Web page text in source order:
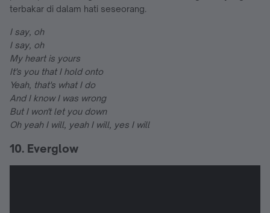
terbakar di dalam hati seseorang.
I say, oh
I say, oh
My heart is yours
It's you that I hold onto
Yeah, that's what I do
And I know I was wrong
But I won't let you down
Oh yeah I will, yeah I will, yes I will
10. Everglow